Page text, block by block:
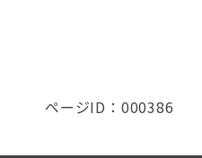
ページID：000386